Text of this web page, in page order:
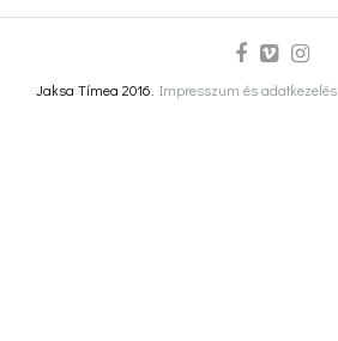
Jaksa Tímea 2016. Impresszum és adatkezelés